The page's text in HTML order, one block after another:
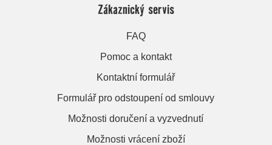
Zákaznický servis
FAQ
Pomoc a kontakt
Kontaktní formulář
Formulář pro odstoupení od smlouvy
Možnosti doručení a vyzvednutí
Možnosti vrácení zboží